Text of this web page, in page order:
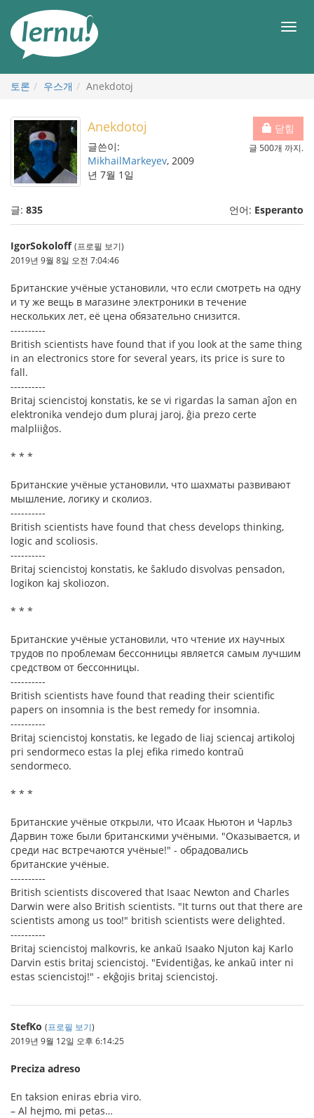
메
토론 우스개 Anekdotoj
닫힘
글 500개 까지.
Anekdotoj
글쓴이:
MikhailMarkeyev, 2009
년 7월 1일
글: 835 언어: Esperanto
IgorSokoloff (프로필 보기)
2019년 9월 8일 오전 7:04:46
Британские учёные установили, что если смотреть на одну
и ту же вещь в магазине электроники в течение
нескольких лет, её цена обязательно снизится.
----------
British scientists have found that if you look at the same thing
in an electronics store for several years, its price is sure to
fall.
----------
Britaj sciencistoj konstatis, ke se vi rigardas la saman aĵon en
elektronika vendejo dum pluraj jaroj, ĝia prezo certe
malpliiĝos.
* * *
Британские учёные установили, что шахматы развивают
мышление, логику и сколиоз.
----------
British scientists have found that chess develops thinking,
logic and scoliosis.
----------
Britaj sciencistoj konstatis, ke ŝakludo disvolvas pensadon,
logikon kaj skoliozon.
* * *
Британские учёные установили, что чтение их научных
трудов по проблемам бессонницы является самым лучшим
средством от бессонницы.
----------
British scientists have found that reading their scientific
papers on insomnia is the best remedy for insomnia.
----------
Britaj sciencistoj konstatis, ke legado de liaj sciencaj artikoloj
pri sendormeco estas la plej efika rimedo kontraŭ
sendormeco.
* * *
Британские учёные открыли, что Исаак Ньютон и Чарльз
Дарвин тоже были британскими учёными. "Оказывается, и
среди нас встречаются учёные!" - обрадовались
британские учёные.
----------
British scientists discovered that Isaac Newton and Charles
Darwin were also British scientists. "It turns out that there are
scientists among us too!" british scientists were delighted.
----------
Britaj sciencistoj malkovris, ke ankaŭ Isaako Njuton kaj Karlo
Darvin estis britaj sciencistoj. "Evidentiĝas, ke ankaŭ inter ni
estas sciencistoj!" - ekĝojis britaj sciencistoj.
StefKo (프로필 보기)
2019년 9월 12일 오후 6:14:25
Preciza adreso
En taksion eniras ebria viro.
– Al hejmo, mi petas…